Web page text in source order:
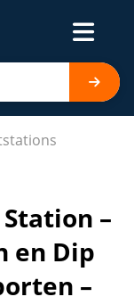
Pull Up Station
Station –
en Dip
–